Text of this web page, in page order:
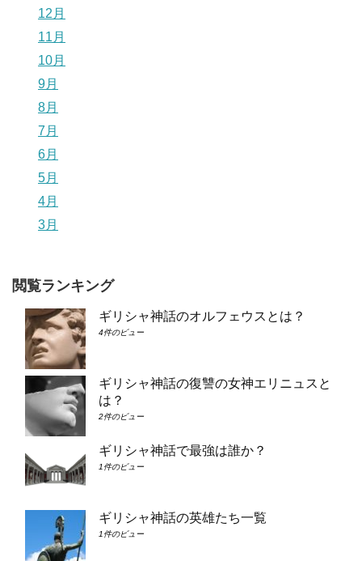
12月
11月
10月
9月
8月
7月
6月
5月
4月
3月
閲覧ランキング
ギリシャ神話のオルフェウスとは？
4件のビュー
ギリシャ神話の復讐の女神エリニュスと
は？
2件のビュー
ギリシャ神話で最強は誰か？
1件のビュー
ギリシャ神話の英雄たち一覧
1件のビュー